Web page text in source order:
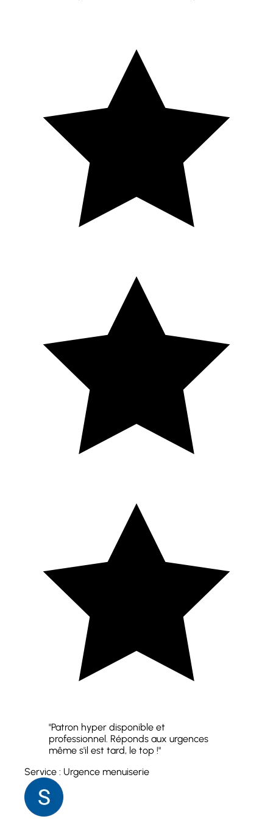
"Patron hyper disponible et
professionnel. Réponds aux urgences
même s'il est tard, le top !"
Service : Urgence menuiserie